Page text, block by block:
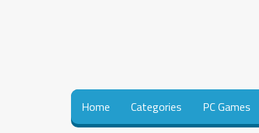
Home Categories PC Games